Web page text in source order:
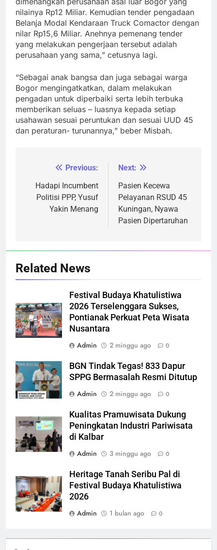
nilainya Rp12 Miliar. Kemudian tender pengadaan
Belanja Modal Kendaraan Truck Comactor dengan
nilar Rp15,6 Miliar. Anehnya pemenang tender
yang melakukan pengerjaan tersebut adalah
perusahaan yang sama,” cetusnya lagi.
“Sebagai anak bangsa dan juga sebagai warga
Bogor mengingatkatkan, dalam melakukan
pengadan untuk diperbaiki serta lebih terbuka
memberikan seluas – luasnya kepada setiap
usahawan sesuai peruntukan dan sesuai UUD 45
dan peraturan- turunannya,” beber Misbah.
Navigasi
pos
Previous:
Hadapi Incumbent
Politisi PPP, Yusuf
Yakin Menang
Next:
Pasien Kecewa
Pelayanan RSUD 45
Kuningan, Nyawa
Pasien Dipertaruhan
Related News
Festival Budaya Khatulistiwa
2026 Terselenggara Sukses,
Pontianak Perkuat Peta Wisata
Nusantara
Admin
2 minggu ago 0
BGN Tindak Tegas! 833 Dapur
SPPG Bermasalah Resmi Ditutup
Admin
2 minggu ago 0
Kualitas Pramuwisata Dukung
Peningkatan Industri Pariwisata
di Kalbar
Admin
3 minggu ago 0
Heritage Tanah Seribu Pal di
Festival Budaya Khatulistiwa
2026
Admin
1 bulan ago 0